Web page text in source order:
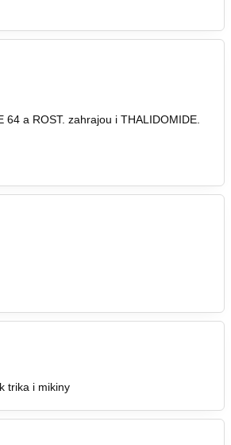
a ROST. zahrajou i THALIDOMIDE.
trika i mikiny